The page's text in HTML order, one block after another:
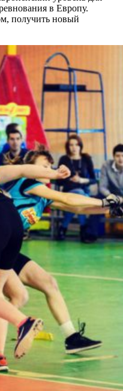
в Европу.
получить новый